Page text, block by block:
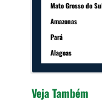
Mato Grosso do
Amazonas
Pará
Alagoas
Veja Também